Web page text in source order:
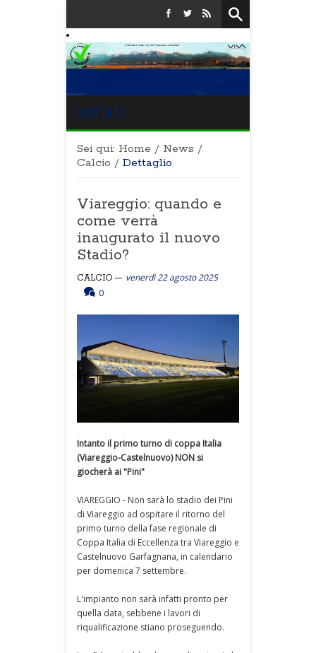
MENU
Sei qui: Home / News /
Calcio / Dettaglio
Viareggio: quando e
come verrà
inaugurato il nuovo
Stadio?
CALCIO
venerdì 22 agosto 2025
0
Intanto il primo turno di coppa Italia
(Viareggio-Castelnuovo) NON si
giocherà ai "Pini"
VIAREGGIO - Non sarà lo stadio dei Pini
di Viareggio ad ospitare il ritorno del
primo turno della fase regionale di
Coppa Italia di Eccellenza tra Viareggio e
Castelnuovo Garfagnana, in calendario
per domenica 7 settembre.
L'impianto non sarà infatti pronto per
quella data, sebbene i lavori di
riqualificazione stiano proseguendo.